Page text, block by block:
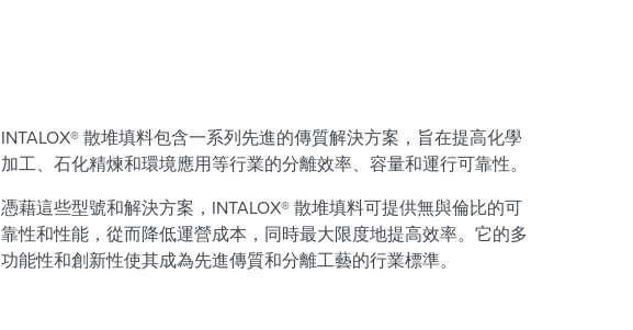
INTALOX® 散堆填料包含一系列先進的傳質解決方案，旨在提高化學
加工、石化精煉和環境應用等行業的分離效率、容量和運行可靠性。
憑藉這些型號和解決方案，INTALOX® 散堆填料可提供無與倫比的可
靠性和性能，從而降低運營成本，同時最大限度地提高效率。它的多
功能性和創新性使其成為先進傳質和分離工藝的行業標準。